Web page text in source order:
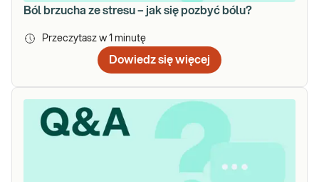
Ból brzucha ze stresu – jak się pozbyć bólu?
Przeczytasz w 1 minutę
Dowiedz się więcej